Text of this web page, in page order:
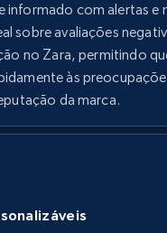
name, Product rating,
Product rating max,
Asin, and more.
informado com alertas e
sobre avaliações
no Zara, permitindo
às
da marca.